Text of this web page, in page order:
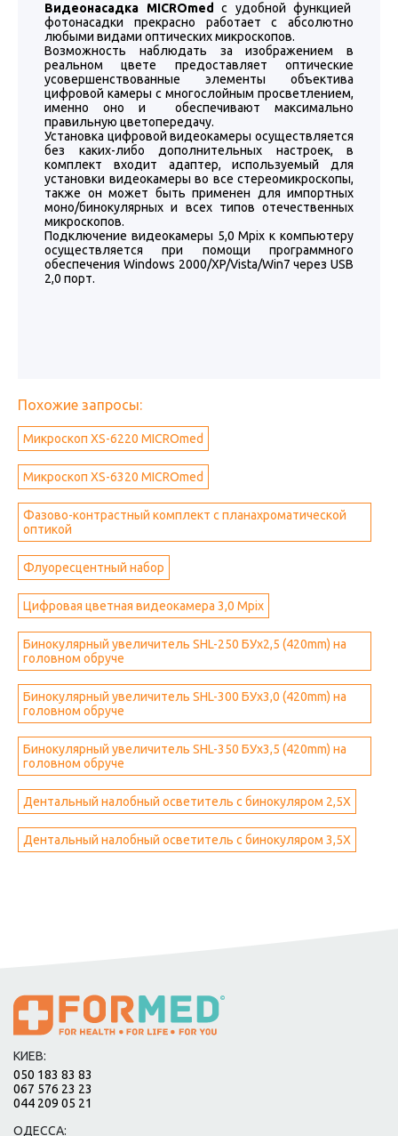
Видеонасадка MICROmed с удобной функцией
фотонасадки прекрасно работает с абсолютно
любыми видами оптических микроскопов.
Возможность наблюдать за изображением в
реальном цвете предоставляет оптические
усовершенствованные элементы объектива
цифровой камеры с многослойным просветлением,
именно оно и обеспечивают максимально
правильную цветопередачу.
Установка цифровой видеокамеры осуществляется
без каких-либо дополнительных настроек, в
комплект входит адаптер, используемый для
установки видеокамеры во все стереомикроскопы,
также он может быть применен для импортных
моно/бинокулярных и всех типов отечественных
микроскопов.
Подключение видеокамеры 5,0 Mpix к компьютеру
осуществляется при помощи программного
обеспечения Windows 2000/XP/Vista/Win7 через USB
2,0 порт.
Похожие запросы:
Микроскоп XS-6220 MICROmed
Микроскоп XS-6320 MICROmed
Фазово-контрастный комплект с планахроматической
оптикой
Флуоресцентный набор
Цифровая цветная видеокамера 3,0 Mpix
Бинокулярный увеличитель SHL-250 БУх2,5 (420mm) на
головном обруче
Бинокулярный увеличитель SHL-300 БУх3,0 (420mm) на
головном обруче
Бинокулярный увеличитель SHL-350 БУх3,5 (420mm) на
головном обруче
Дентальный налобный осветитель с бинокуляром 2,5Х
Дентальный налобный осветитель с бинокуляром 3,5Х
КИЕВ:
050 183 83 83
067 576 23 23
044 209 05 21
ОДЕССА: